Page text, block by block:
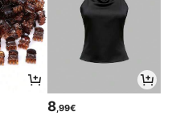
8,99€